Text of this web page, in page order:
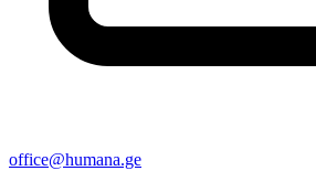
office@humana.ge